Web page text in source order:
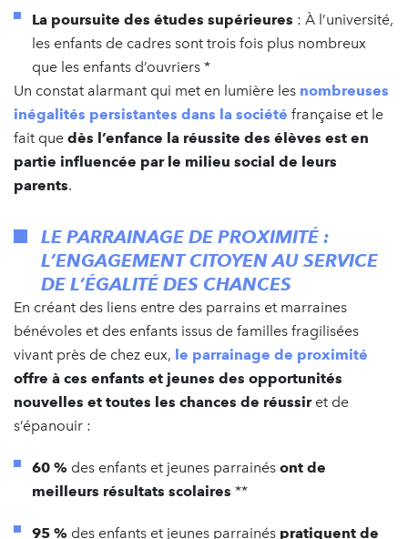
La poursuite des études supérieures : À l’université,
les enfants de cadres sont trois fois plus nombreux
que les enfants d’ouvriers *
Un constat alarmant qui met en lumière les nombreuses
inégalités persistantes dans la société française et le
fait que dès l’enfance la réussite des élèves est en
partie influencée par le milieu social de leurs
parents.
LE PARRAINAGE DE PROXIMITÉ :
L’ENGAGEMENT CITOYEN AU SERVICE
DE L’ÉGALITÉ DES CHANCES
En créant des liens entre des parrains et marraines
bénévoles et des enfants issus de familles fragilisées
vivant près de chez eux, le parrainage de proximité
offre à ces enfants et jeunes des opportunités
nouvelles et toutes les chances de réussiret de
s’épanouir :
60 % des enfants et jeunes parrainés ont de
meilleurs résultats scolaires **
95 % des enfants et jeunes parrainés pratiquent de